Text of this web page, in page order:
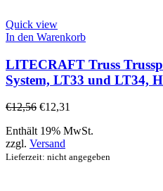
Quick view
In den Warenkorb
LITECRAFT Truss
System, LT33 und LT34,
€12,56 €12,31
Enthält 19% MwSt.
zzgl. Versand
Lieferzeit: nicht angegeben